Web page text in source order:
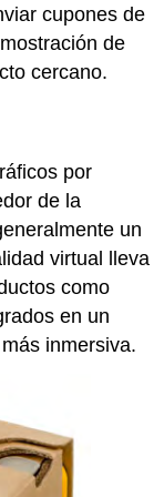
cupones de
de
cercano.
por
de la
un
virtual lleva
como
en un
inmersiva.